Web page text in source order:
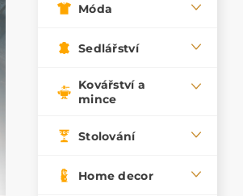
Móda
Sedlářství
Kovářství a
mince
Stolování
Home decor